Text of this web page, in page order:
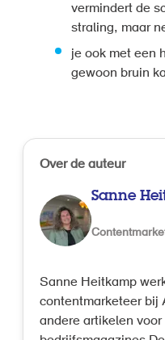
vermindert de
straling, maar
je ook met een
gewoon bruin
Over de auteur
Sanne
Sanne Heitkamp
contentmarketeer bij
andere artikelen